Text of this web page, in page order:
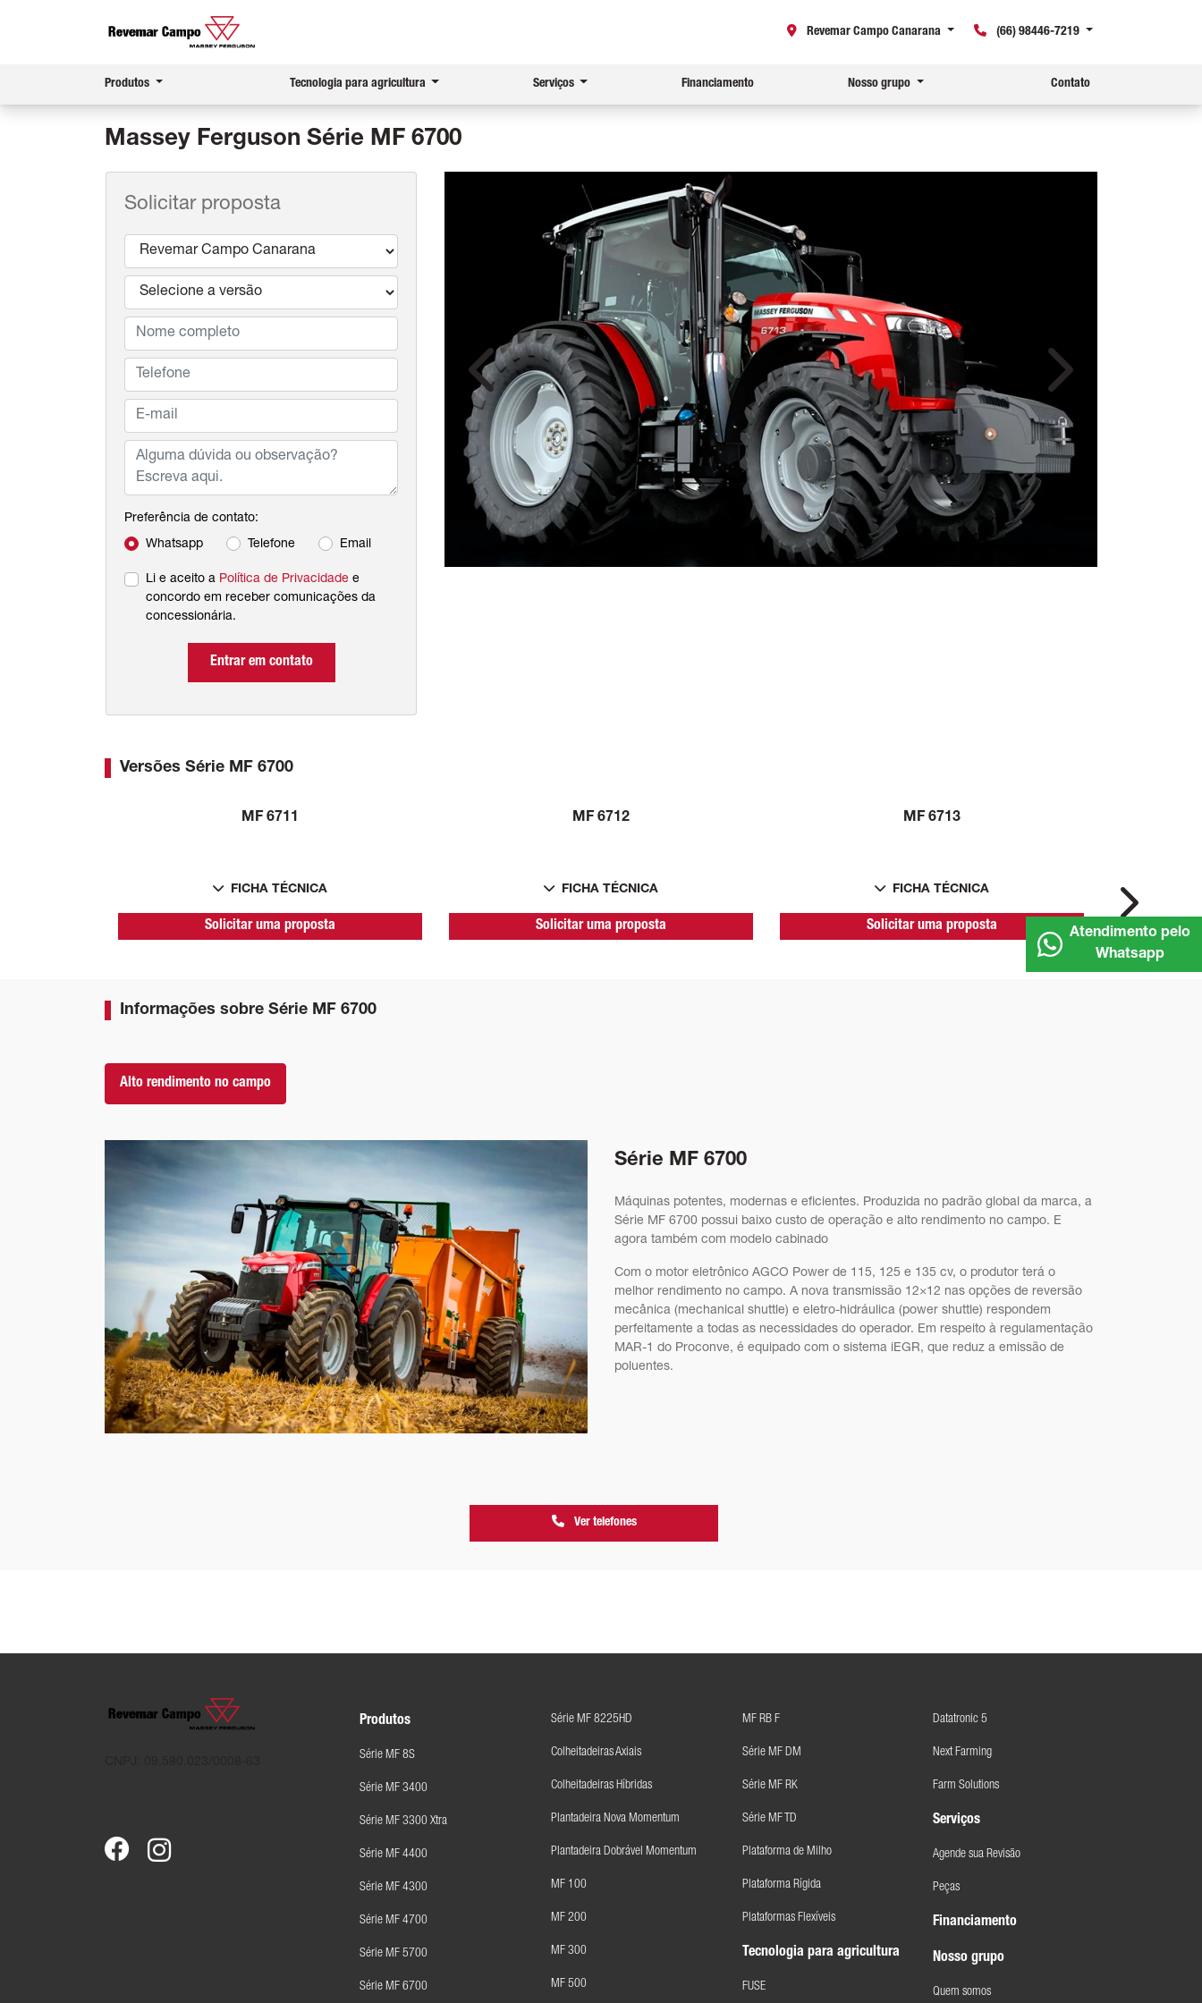
(66) 98446-7219
Revemar Campo Canarana
Produtos Tecnologia para agricultura Serviços Financiamento Nosso grupo Contato
Massey Ferguson Série MF 6700
Solicitar proposta
Preferência de contato:
Whatsapp Telefone Email
Li e aceito a Política de Privacidade e
concordo em receber comunicações da
concessionária.
Entrar em contato
Anterior Próximo
Versões Série MF 6700
MF 6711
FICHA TÉCNICA
Solicitar uma proposta
MF 6712
FICHA TÉCNICA
Solicitar uma proposta
MF 6713
FICHA TÉCNICA
Solicitar uma proposta
Next
Informações sobre Série MF 6700
Alto rendimento no campo
Série MF 6700
Máquinas potentes, modernas e eficientes. Produzida no padrão global da marca, a
Série MF 6700 possui baixo custo de operação e alto rendimento no campo. E
agora também com modelo cabinado
Com o motor eletrônico AGCO Power de 115, 125 e 135 cv, o produtor terá o
melhor rendimento no campo. A nova transmissão 12×12 nas opções de reversão
mecânica (mechanical shuttle) e eletro-hidráulica (power shuttle) respondem
perfeitamente a todas as necessidades do operador. Em respeito à regulamentação
MAR-1 do Proconve, é equipado com o sistema iEGR, que reduz a emissão de
poluentes.
Ver telefones
Produtos
Série MF 8S
Série MF 3400
Série MF 3300 Xtra
Série MF 4400
Série MF 4300
Série MF 4700
Série MF 5700
Série MF 6700
Série MF 8225HD
Colheitadeiras Axiais
Colheitadeiras Híbridas
Plantadeira Nova Momentum
Plantadeira Dobrável Momentum
MF 100
MF 200
MF 300
MF 500
MF RB F
Série MF DM
Série MF RK
Série MF TD
Plataforma de Milho
Plataforma Rígida
Plataformas Flexíveis
Tecnologia para agricultura
FUSE
Datatronic 5
Next Farming
Farm Solutions
Serviços
Agende sua Revisão
Peças
Financiamento
Nosso grupo
Quem somos
Atendimento pelo
Whatsapp